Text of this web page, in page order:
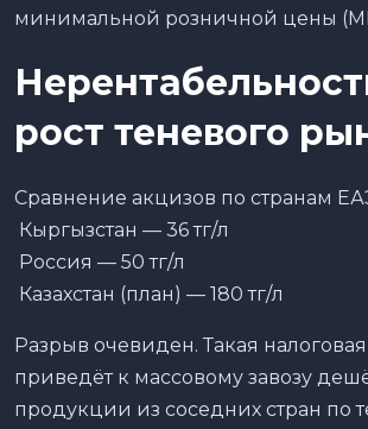
минимальной розничной цены
рост теневого
Сравнение акцизов по странам
Кыргызстан — 36 тг/л
Россия — 50 тг/л
Казахстан (план) — 180 тг/л
Разрыв очевиден. Такая
приведёт к массовому завозу
продукции из соседних стран по